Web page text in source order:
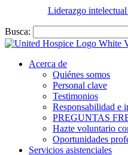
Liderazgo intelectual
Busca:
Acerca de
Quiénes somos
Personal clave
Testimonios
Responsabilidad e
PREGUNTAS
Hazte voluntario
Oportunidades
Servicios asistenciales